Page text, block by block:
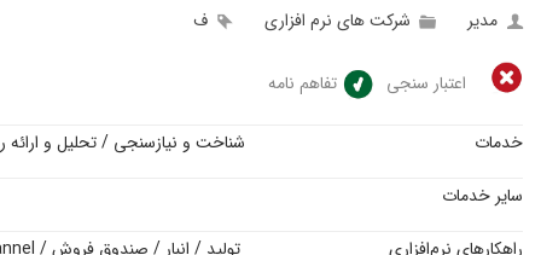
مدیر شرکت های نرم افزاری ف
اعتبار سنجی تفاهم نامه
خدمات
شناخت و نیازسنجی / تحلیل و ارائه
سایر خدمات
راهکارهای نرم‌افزاری
تولید / انبار / صندوق فروش / Omni-channel / حسابداری و مالی